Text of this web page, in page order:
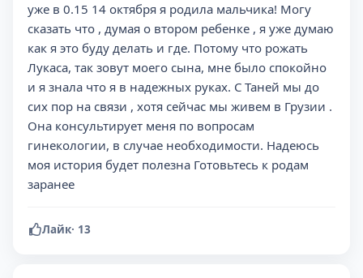
уже в 0.15 14 октября я родила мальчика! Могу
сказать что , думая о втором ребенке , я уже думаю
как я это буду делать и где. Потому что рожать
Лукаса, так зовут моего сына, мне было спокойно
и я знала что я в надежных руках. С Таней мы до
сих пор на связи , хотя сейчас мы живем в Грузии .
Она консультирует меня по вопросам
гинекологии, в случае необходимости. Надеюсь
моя история будет полезна Готовьтесь к родам
заранее
Лайк· 13